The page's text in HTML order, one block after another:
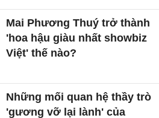
Mai Phương Thuý trở thành
'hoa hậu giàu nhất showbiz
Việt' thế nào?
Những mối quan hệ thầy trò
'gương vỡ lại lành' của